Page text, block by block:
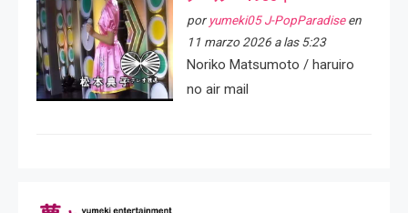
por yumeki05 J-PopParadiseen
11 marzo 2026 a las 5:23
Noriko Matsumoto / haruiro
no air mail